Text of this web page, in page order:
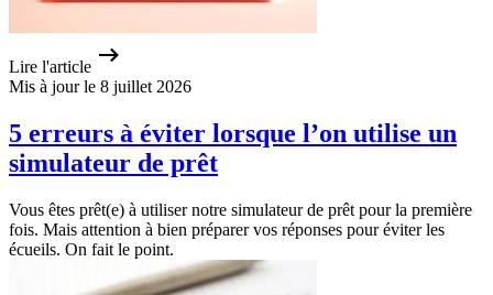
Lire l'article
Mis à jour le 8 juillet 2026
5 erreurs à éviter lorsque l’on utilise un
simulateur de prêt
Vous êtes prêt(e) à utiliser notre simulateur de prêt pour la première
fois. Mais attention à bien préparer vos réponses pour éviter les
écueils. On fait le point.